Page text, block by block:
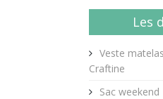
Les
Veste
Craftine
Sac